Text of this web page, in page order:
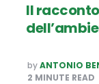
Il
POSTED
BY
byANTONIO
2 MINUTE READ